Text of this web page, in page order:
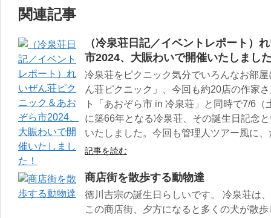
関連記事
（冷泉荘日記／イベントレポート）
市2024、大賑わいで開催いたしまし
冷泉荘をピクニック気分でいろんなお部
ん荘ピクニック」、今回も約20店の作家
ト「あおぞら市 in 冷泉荘」と同時で7/6
に築66年となる冷泉荘、その誕生日記念
いたしました。今回も管理人ツアー風に
記事を読む
商店街を散歩する動物達
徳川吉宗の誕生日らしいです。 冷泉荘は
この商店街、夕方になると多くの犬が散